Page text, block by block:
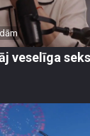
veselīga